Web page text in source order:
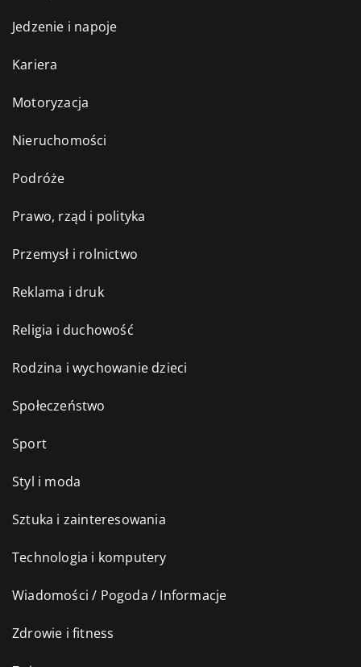
Jedzenie i napoje
Kariera
Motoryzacja
Nieruchomości
Podróże
Prawo, rząd i polityka
Przemysł i rolnictwo
Reklama i druk
Religia i duchowość
Rodzina i wychowanie dzieci
Społeczeństwo
Sport
Styl i moda
Sztuka i zainteresowania
Technologia i komputery
Wiadomości / Pogoda / Informacje
Zdrowie i fitness